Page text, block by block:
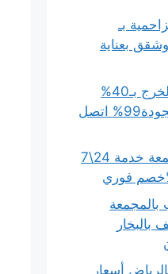
بـ
بعناية
شركة تنظيف مكيفات بالخرج بـ40%
لإزالة الأتربة والجراثيم بجودة99% اتصل
شركة تنظيف فلل بالمجمعة خدمة 24\7
بالبخار
أسعار